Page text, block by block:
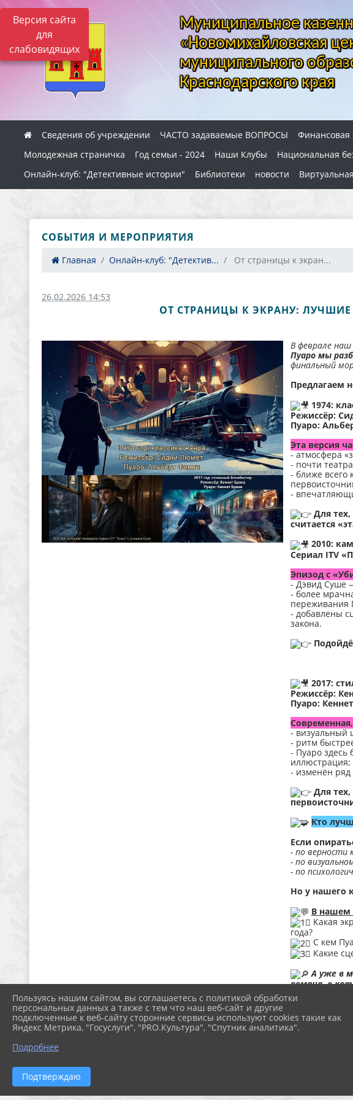
Версия сайта
для
слабовидящих
Муниципальное
«Новомихайловская
муниципального
Краснодарского края
Сведения об учреждении ЧАСТО задаваемые ВОПРОСЫ Финансовая
Молодежная страничка
Год семьи - 2024 Наши Клубы Национальная
Онлайн-клуб: "Детективные истории"
Библиотеки новости
СОБЫТИЯ И МЕРОПРИЯТИЯ
Главная Онлайн-клуб: "Детектив... ​ От страницы к экран...
26.02.2026 14:53
ОТ СТРАНИЦЫ К ЭКРАНУ:
В феврале наш
Пуаро мы
финальный
Предлагаем
1974:
Режиссёр:
Пуаро:
Эта версия
- атмосфера
- почти
- ближе всего
-
Для
считается
2010:
Сериал ITV
Эпизод с
- Дэвид Суше
- более
переживания
- добавлены
закона.
2017:
Режиссёр:
Пуаро:
- визуальный
- ритм
- Пуаро здесь
иллюстрация;
- изменён ряд
Для
Кто
Если
- по верности
- по
- по
Но у нашего
В нашем
Какая
года?
С кем
Какие
А уже в
романа, о
виноват?»
Оставайтесь
Поезд
Пользуясь нашим сайтом, вы соглашаетесь с политикой обработки
персональных данных а также с тем что наш веб-сайт и другие
подключенные к веб-сайту сторонние сервисы используют cookies такие как
Яндекс Метрика, "Госуслуги", "PRO.Культура", "Спутник аналитика".
Подробнее
Подтверждаю